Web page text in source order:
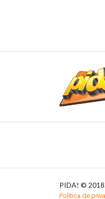
PIDA! ©
Política de